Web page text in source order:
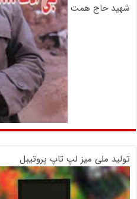
شهید حاج همت
تولید ملی میز لپ تاپ پروتیبل